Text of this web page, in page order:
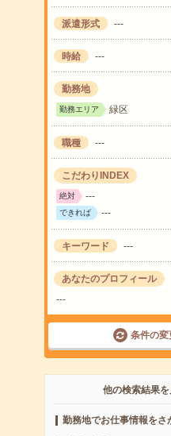
派遣形式 ---
時給 ---
勤務地
勤務エリア 緑区
職種 ---
こだわりINDEX
絶対 ---
できれば ---
キーワード ---
あなたのプロフィール
---
条件の変
他の検索結果を
勤務地でお仕事情報をさ